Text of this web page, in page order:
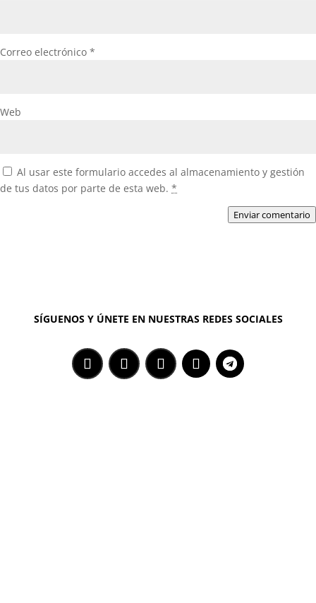
Correo electrónico *
Web
Al usar este formulario accedes al almacenamiento y gestión
de tus datos por parte de esta web. *
Enviar comentario
SÍGUENOS Y ÚNETE EN NUESTRAS REDES SOCIALES